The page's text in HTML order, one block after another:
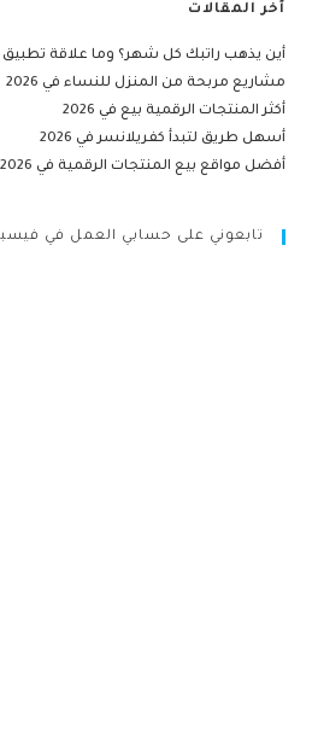
آخر المقالات
أين يذهب راتبك كل شهر؟ وما علاقة تطبيق
مشاريع مربحة من المنزل للنساء في 2026
أكثر المنتجات الرقمية بيع في 2026
أسهل طريق لتبدأ كفريلانسر في 2026
أفضل مواقع بيع المنتجات الرقمية في 2026
تابعوني على حسابي العمل في